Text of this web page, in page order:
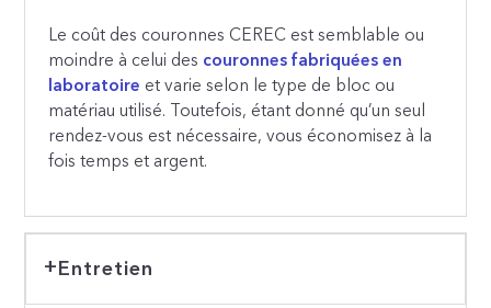
Le coût des couronnes CEREC est semblable ou
moindre à celui des couronnes fabriquées en
laboratoire et varie selon le type de bloc ou
matériau utilisé. Toutefois, étant donné qu’un seul
rendez-vous est nécessaire, vous économisez à la
fois temps et argent.
Entretien